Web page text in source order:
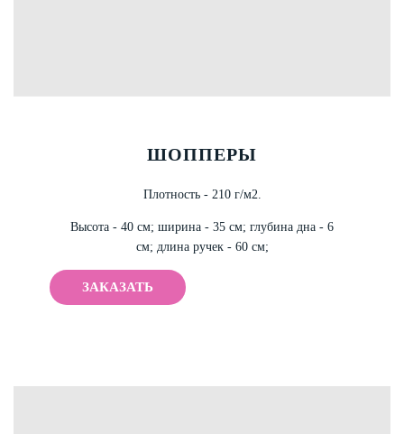
ШОППЕРЫ
Плотность - 210 г/м2.
Высота - 40 см; ширина - 35 см; глубина дна - 6
см; длина ручек - 60 см;
ЗАКАЗАТЬ